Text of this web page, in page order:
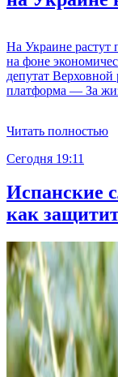
На Украине растут
на фоне
депутат
платформа — За
Читать полностью
Сегодня 19:11
Испанские
как